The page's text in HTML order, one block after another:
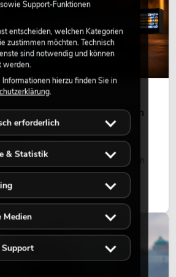
Lichtdesign: Warum
wirkt
Leuchtflächen und farbige
Lichtdesigns auf Bühnen, in
Retro-Licht ist dabei kein rein
ein bewusst eingesetztes
Atmosphäre, gibt Szenen
LED-Setups emotionaler
Support-Funktionen
entscheiden, welchen Kategorien
zustimmen möchten. Technisch
sind notwendig und können
werden.
hierzu finden Sie in
.
erforderlich
& Statistik
Medien